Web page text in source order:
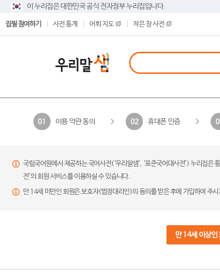
이 누리집은 대한민국 공식 전자정부 누리집입니다.
집필 참여하기 사전 통계 어휘 지도 작은 창 사전
01 이용 약관 동의 02 휴대폰 인증
국립국어원에서 제공하는 국어사전(‘우리말샘’, ‘표준국어대사전’) 누리집
전’의 회원 서비스를 이용하실 수 있습니다.
만 14세 미만인 회원은 보호자(법정대리인)의 동의를 받은 후에 가입하여 주
만 14세 이상인